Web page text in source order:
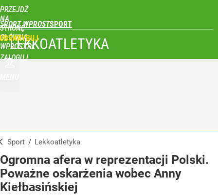
PRZEJDŹ
NA
STRONĘ
GŁÓWNĄ
WPROST.PL
SPORT WPROST
ZALOGUJ
LEKKOATLETYKA
Sport / Lekkoatletyka
Ogromna afera w reprezentacji Polski.
Poważne oskarżenia wobec Anny
Kiełbasińskiej